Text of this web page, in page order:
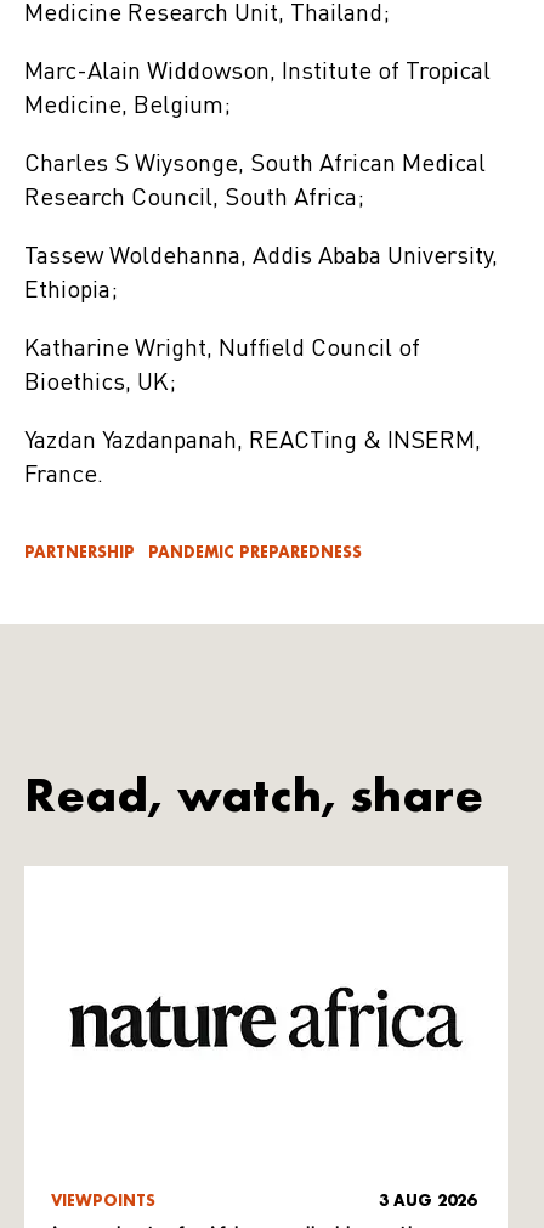
Medicine Research Unit, Thailand;
Marc-Alain Widdowson, Institute of Tropical
Medicine, Belgium;
Charles S Wiysonge, South African Medical
Research Council, South Africa;
Tassew Woldehanna, Addis Ababa University,
Ethiopia;
Katharine Wright, Nuffield Council of
Bioethics, UK;
Yazdan Yazdanpanah, REACTing & INSERM,
France.
PARTNERSHIP PANDEMIC PREPAREDNESS
Read, watch, share
VIEWPOINTS 3 AUG 2026